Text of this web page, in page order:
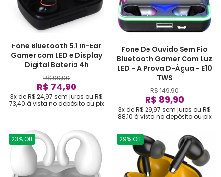
Fone Bluetooth 5.1 In-Ear
Gamer com LED e Display
Digital Bateria 4h
R$ 99,90
R$ 74,90
3x de R$ 24,97 sem juros ou R$
73,40 à vista no depósito ou pix
Fone De Ouvido Sem Fio
Bluetooth Gamer Com Luz
LED - A Prova D-Água - E10
TWS
R$ 149,90
R$ 89,90
3x de R$ 29,97 sem juros ou R$
88,10 à vista no depósito ou pix
23% Off 29% Off